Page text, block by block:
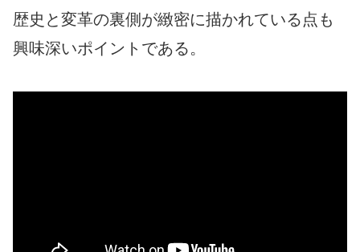
歴史と変革の裏側が緻密に描かれている点も
興味深いポイントである。